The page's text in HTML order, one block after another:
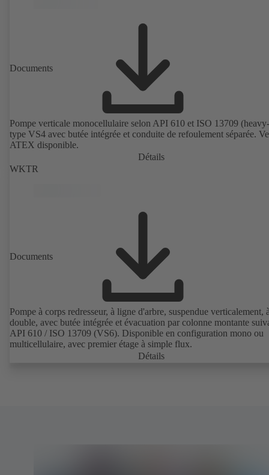
Documents
Pompe verticale monocellulaire selon API 610 et ISO 13709
type VS4 avec butée intégrée et conduite de refoulement séparée.
ATEX disponible.
Détails
WKTR
Documents
Pompe à corps redresseur, à ligne d'arbre, suspendue verticalement,
double, avec butée intégrée et évacuation par colonne montante
API 610 / ISO 13709 (VS6). Disponible en configuration mono ou
multicellulaire, avec premier étage à simple flux.
Détails